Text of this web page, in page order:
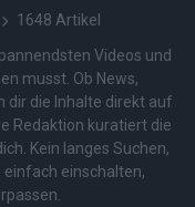
1648 Artikel
Videos und
musst. Ob News,
dir die Inhalte direkt auf
Redaktion kuratiert die
Kein langes Suchen,
einfach einschalten,